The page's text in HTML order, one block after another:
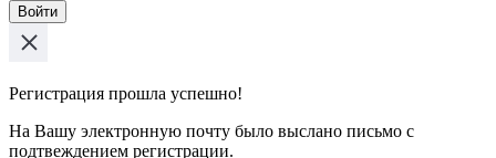
Войти
Регистрация прошла успешно!
На Вашу электронную почту было выслано письмо с
подтвеждением регистрации.